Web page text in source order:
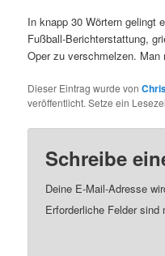
In knapp 30 Wörtern gelingt
Fußball-Berichterstattung,
Oper zu verschmelzen.
Dieser Eintrag wurde von
veröffentlicht. Setze ein
Schreibe
Deine E-Mail-Adresse
Erforderliche Felder